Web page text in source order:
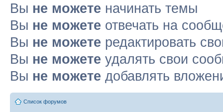
Вы не можете начинать темы
Вы не можете отвечать на
Вы не можете редактировать
Вы не можете удалять свои
Вы не можете добавлять
Список форумов